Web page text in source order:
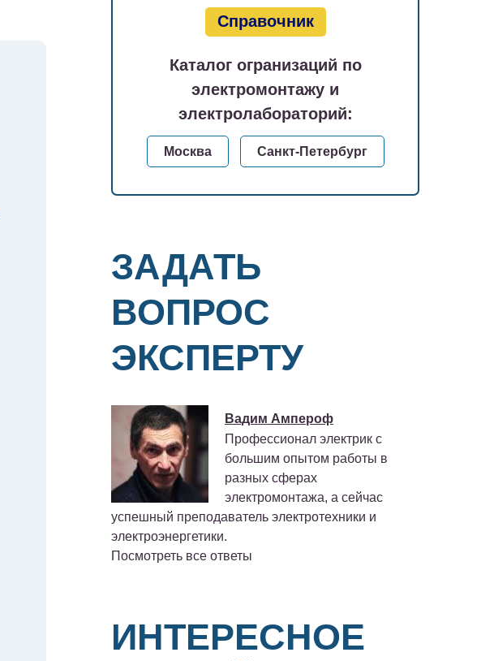
Справочник
Каталог огранизаций по
электромонтажу и
электролабораторий:
Москва Санкт-Петербург
ЗАДАТЬ
ВОПРОС
ЭКСПЕРТУ
Вадим Ампероф
Профессионал электрик с
большим опытом работы в
разных сферах
электромонтажа, а сейчас
успешный преподаватель электротехники и
электроэнергетики.
Посмотреть все ответы
ИНТЕРЕСНОЕ